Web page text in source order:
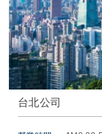
台北公司